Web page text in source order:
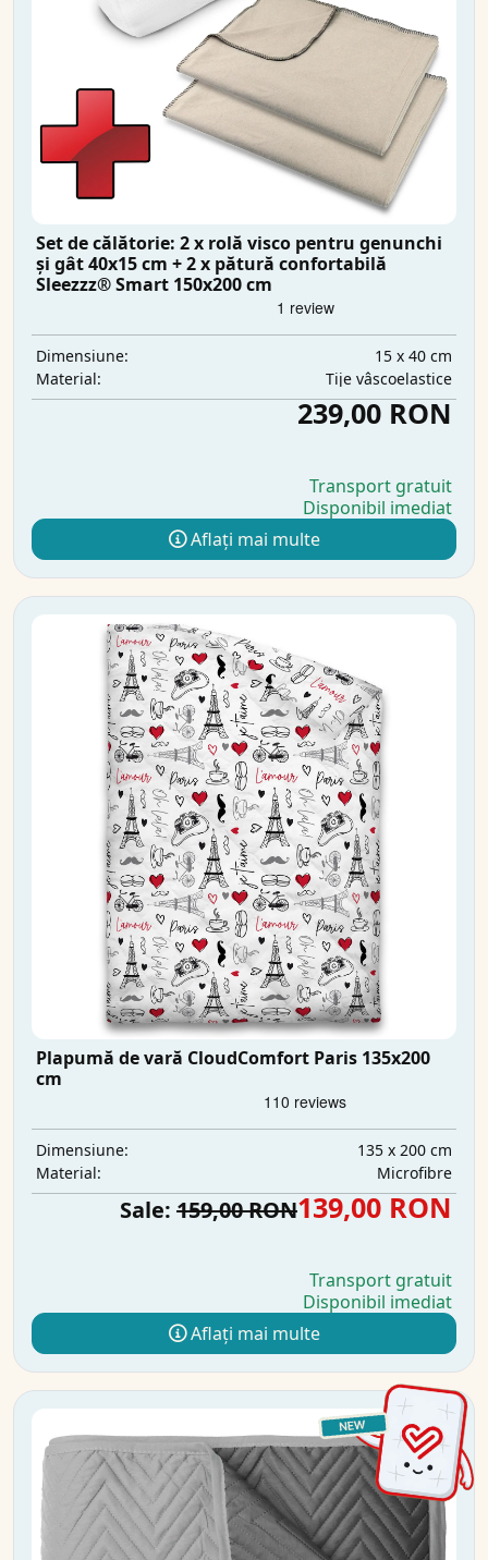
Set de călătorie: 2 x rolă visco pentru genunchi
și gât 40x15 cm + 2 x pătură confortabilă
Sleezzz® Smart 150x200 cm
Dimensiune:
15 x 40 cm
Material:
Tije vâscoelastice
239,00 RON
Transport gratuit
Disponibil imediat
Aflați mai multe
Plapumă de vară CloudComfort Paris 135x200
cm
Dimensiune:
135 x 200 cm
Material:
Microfibre
Sale: 159,00 RON139,00 RON
Transport gratuit
Disponibil imediat
Aflați mai multe